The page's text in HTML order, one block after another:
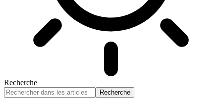
Recherche